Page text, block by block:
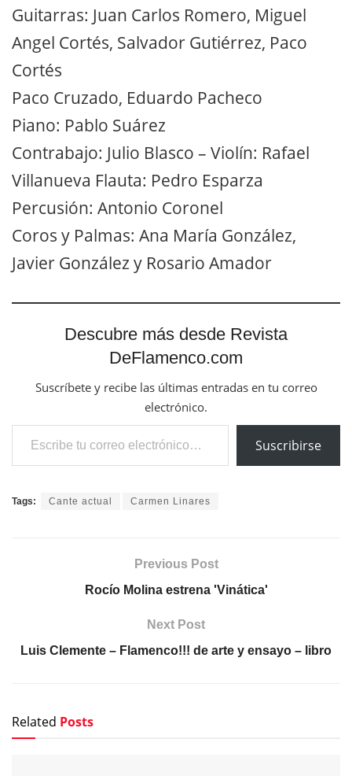
Guitarras: Juan Carlos Romero, Miguel
Angel Cortés, Salvador Gutiérrez, Paco
Cortés
Paco Cruzado, Eduardo Pacheco
Piano: Pablo Suárez
Contrabajo: Julio Blasco – Violín: Rafael
Villanueva Flauta: Pedro Esparza
Percusión: Antonio Coronel
Coros y Palmas: Ana María González,
Javier González y Rosario Amador
Descubre más desde Revista
DeFlamenco.com
Suscríbete y recibe las últimas entradas en tu correo
electrónico.
Escribe tu correo electrónico…
Suscribirse
Tags: Cante actual Carmen Linares
Previous Post
Rocío Molina estrena 'Vinática'
Next Post
Luis Clemente – Flamenco!!! de arte y ensayo – libro
Related Posts